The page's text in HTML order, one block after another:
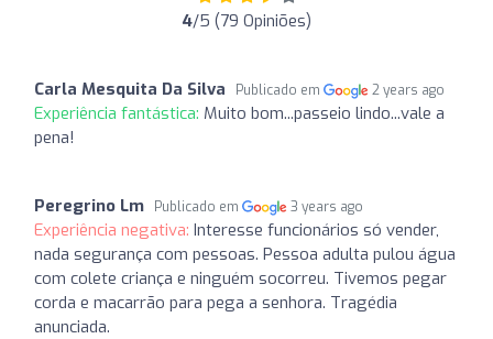
4/5 (79 Opiniões)
Carla Mesquita Da Silva Publicado em 2 years ago
Experiência fantástica: Muito bom...passeio lindo...vale a
pena!
Peregrino Lm Publicado em 3 years ago
Experiência negativa: Interesse funcionários só vender,
nada segurança com pessoas. Pessoa adulta pulou água
com colete criança e ninguém socorreu. Tivemos pegar
corda e macarrão para pega a senhora. Tragédia
anunciada.